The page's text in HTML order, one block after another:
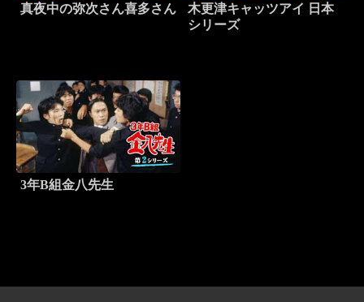
真夜中の弥次さん喜多さん
木更津キャッツアイ 日本
シリーズ
3年B組金八先生